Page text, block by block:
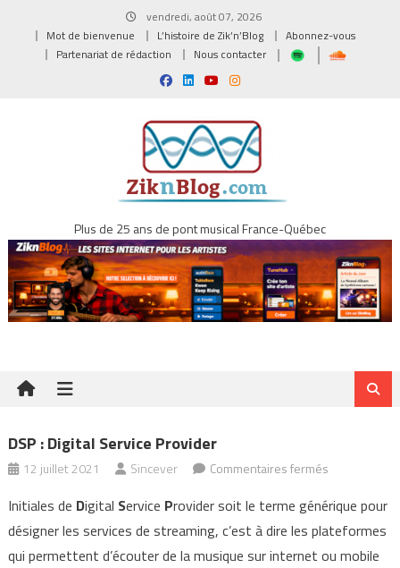
vendredi, août 07, 2026
Mot de bienvenue
L’histoire de Zik’n’Blog
Abonnez-vous
Partenariat de rédaction
Nous contacter
Plus de 25 ans de pont musical France-Québec
DSP : Digital Service Provider
12 juillet 2021 Sincever Commentaires ferméssur
:
Digital
Service
Initiales de Digital Service Provider soit le terme générique pour
désigner les services de streaming, c’est à dire les plateformes
qui permettent d’écouter de la musique sur internet ou mobile